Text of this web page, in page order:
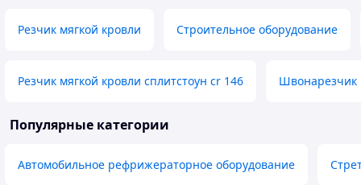
Резчик мягкой кровли Строительное оборудование
Резчик мягкой кровли сплитстоун cr 146 Швонарезчик
Популярные категории
Автомобильное рефрижераторное оборудование